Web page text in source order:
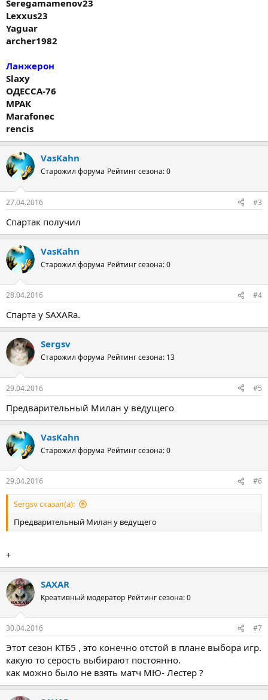
Seregamamenov23
Lexxus23
Yaguar
archer1982
Ланжерон
Slaxy
ОДЕССА-76
МРАК
Marafonec
rencis
VasKahn
Старожил форума Рейтинг сезона: 0
27.04.2016 #3
Спартак получил
VasKahn
Старожил форума Рейтинг сезона: 0
28.04.2016 #4
Спарта у SAXARа.
Sergsv
Старожил форума Рейтинг сезона: 13
29.04.2016 #5
Предварительный Милан у ведущего
VasKahn
Старожил форума Рейтинг сезона: 0
29.04.2016 #6
Sergsv сказал(а):
Предварительный Милан у ведущего
+
SAXAR
Креативный модератор Рейтинг сезона: 0
30.04.2016 #7
Этот сезон КТБ5 , это конечно отстой в плане выбора игр.
какую то серость выбирают постоянно.
как можно было не взять матч МЮ- Лестер ?